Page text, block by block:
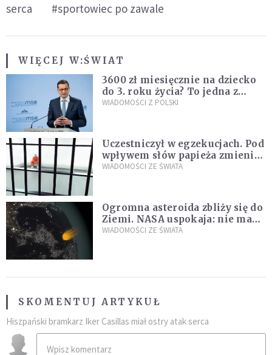
serca
#sportowiec po zawale
WIĘCEJ W:ŚWIAT
3600 zł miesięcznie na dziecko
do 3. roku życia? To jedna z
propozycji programu "Rozwój
WIADOMOŚCI Z POLSKI
Uczestniczył w egzekucjach. Pod
wpływem słów papieża zmienił
zdanie
WIADOMOŚCI ZE ŚWIATA
Ogromna asteroida zbliży się do
Ziemi. NASA uspokaja: nie ma
zagrożenia
WIADOMOŚCI ZE ŚWIATA
SKOMENTUJ ARTYKUŁ
Hiszpański bramkarz Iker Casillas miał ostry atak serca